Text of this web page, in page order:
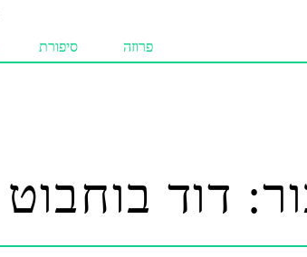
סיפורת פרוזה
מומלצים
טיפים
דוד בוחבוט